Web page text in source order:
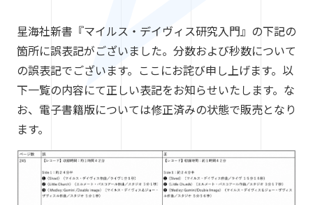
星海社新書『マイルス・デイヴィス研究入門』の下記の
箇所に誤表記がございました。分数および秒数について
の誤表記でございます。ここにお詫び申し上げます。以
下一覧の内容にて正しい表記をお知らせいたします。な
お、電子書籍版については修正済みの状態で販売となり
ます。